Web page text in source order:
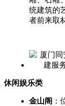
统建筑的
者前来取
休闲娱乐类
金山阁 ：